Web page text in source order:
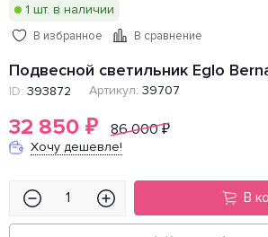
1 шт. в наличии
В избранное В сравнение
Подвесной светильник Eglo
ID: 393872 Артикул: 39707
32 850 ₽ 86 000₽
Хочу дешевле!
В